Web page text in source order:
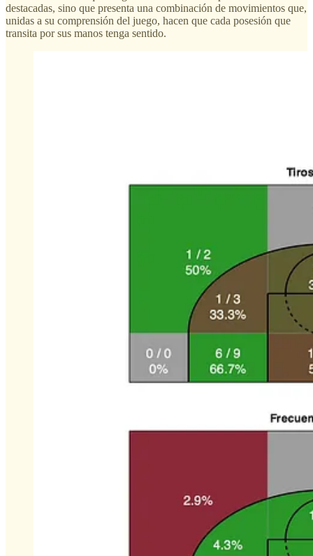
destacadas, sino que presenta una combinación de movimientos que,
unidas a su comprensión del juego, hacen que cada posesión que
transita por sus manos tenga sentido.